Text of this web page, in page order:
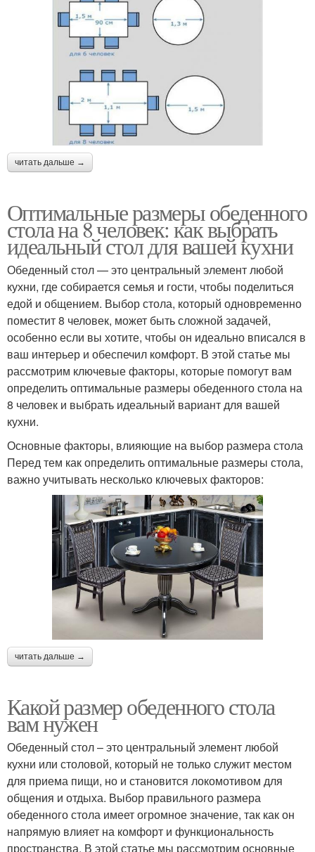
читать дальше →
Оптимальные размеры обеденного
стола на 8 человек: как выбрать
идеальный стол для вашей кухни
Обеденный стол — это центральный элемент любой
кухни, где собирается семья и гости, чтобы поделиться
едой и общением. Выбор стола, который одновременно
поместит 8 человек, может быть сложной задачей,
особенно если вы хотите, чтобы он идеально вписался в
ваш интерьер и обеспечил комфорт. В этой статье мы
рассмотрим ключевые факторы, которые помогут вам
определить оптимальные размеры обеденного стола на
8 человек и выбрать идеальный вариант для вашей
кухни.
Основные факторы, влияющие на выбор размера стола
Перед тем как определить оптимальные размеры стола,
важно учитывать несколько ключевых факторов:
читать дальше →
Какой размер обеденного стола
вам нужен
Обеденный стол – это центральный элемент любой
кухни или столовой, который не только служит местом
для приема пищи, но и становится локомотивом для
общения и отдыха. Выбор правильного размера
обеденного стола имеет огромное значение, так как он
напрямую влияет на комфорт и функциональность
пространства. В этой статье мы рассмотрим основные